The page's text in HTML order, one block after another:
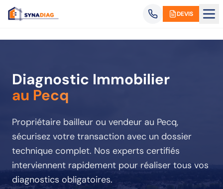
DEVIS
Diagnostic Immobilier
au Pecq
Propriétaire bailleur ou vendeur au Pecq,
sécurisez votre transaction avec un dossier
technique complet. Nos experts certifiés
interviennent rapidement pour réaliser tous vos
diagnostics obligatoires.
Panneau de gestion des cookies